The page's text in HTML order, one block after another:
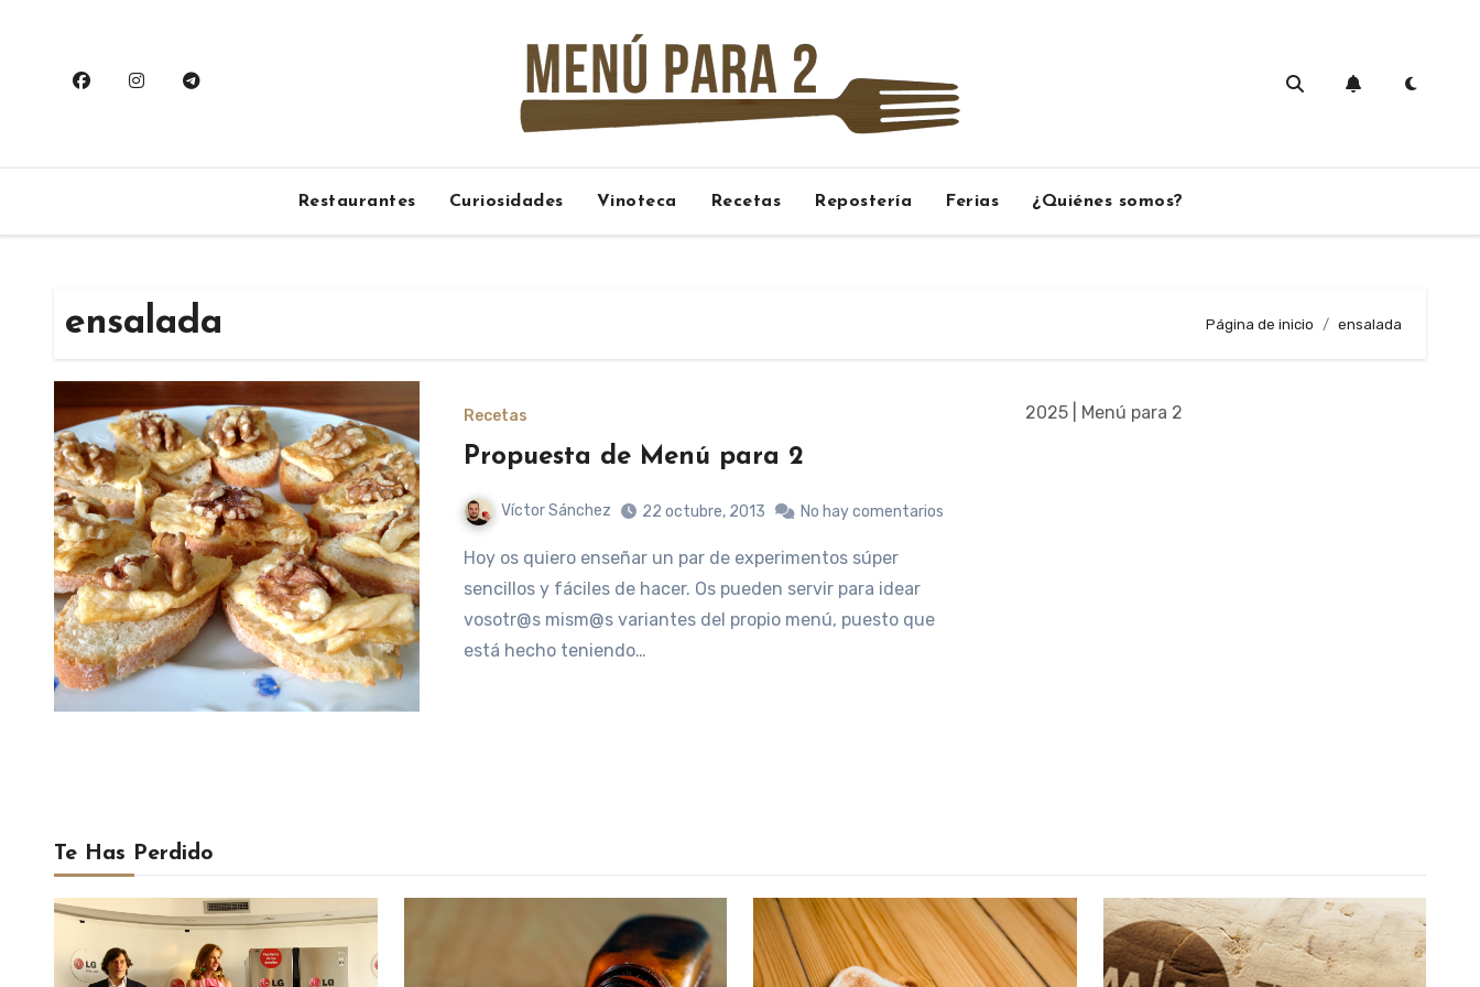
contenido
Restaurantes Curiosidades Vinoteca Recetas Repostería Ferias ¿Quiénes somos?
ensalada Página de inicio ensalada
Recetas
Propuesta de Menú para 2
Víctor Sánchez 22 octubre, 2013 No hay comentarios
Hoy os quiero enseñar un par de experimentos súper
sencillos y fáciles de hacer. Os pueden servir para idear
vosotr@s mism@s variantes del propio menú, puesto que
está hecho teniendo…
2025 | Menú para 2
Te Has Perdido